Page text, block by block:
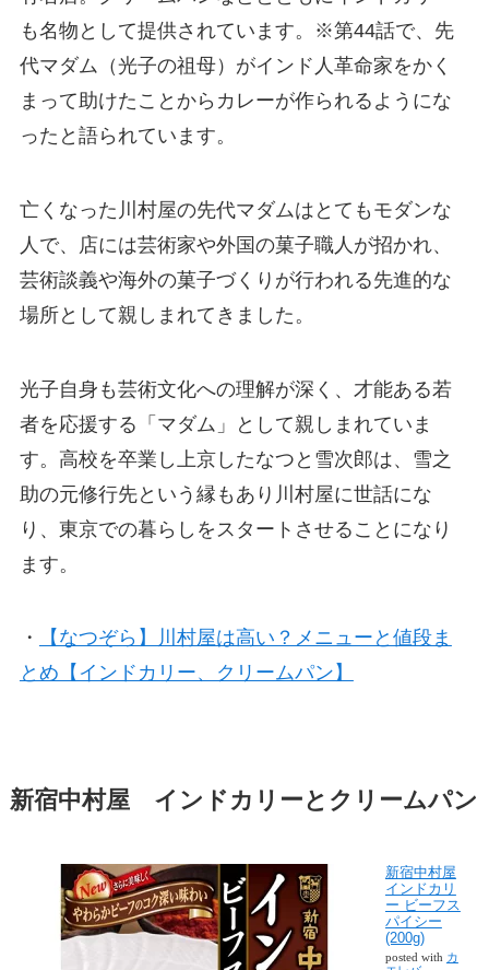
も名物として提供されています。※第44話で、先
代マダム（光子の祖母）がインド人革命家をかく
まって助けたことからカレーが作られるようにな
ったと語られています。
亡くなった川村屋の先代マダムはとてもモダンな
人で、店には芸術家や外国の菓子職人が招かれ、
芸術談義や海外の菓子づくりが行われる先進的な
場所として親しまれてきました。
光子自身も芸術文化への理解が深く、才能ある若
者を応援する「マダム」として親しまれていま
す。高校を卒業し上京したなつと雪次郎は、雪之
助の元修行先という縁もあり川村屋に世話にな
り、東京での暮らしをスタートさせることになり
ます。
・
【なつぞら】川村屋は高い？メニューと値段ま
とめ【インドカリー、クリームパン】
新宿中村屋 インドカリーとクリームパン
新宿中村屋
インドカリ
ー ビーフス
パイシー
(200g)
posted with カ